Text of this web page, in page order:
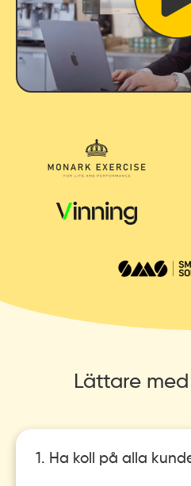
Lättare
1. Ha koll på alla